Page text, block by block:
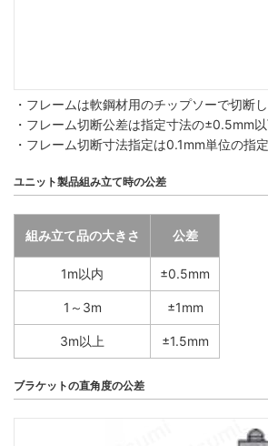
・フレームは軟鋼材用のチップソーで切断し
・フレーム切断公差は指定寸法の±0.5mm以
・フレーム切断寸法指定は0.1mm単位の指
ユニット製品組み立て時の公差
組み立て品の大きさ 公差
1m以内 ±0.5mm
1～3m ±1mm
3m以上 ±1.5mm
ブラケットの直角度の公差